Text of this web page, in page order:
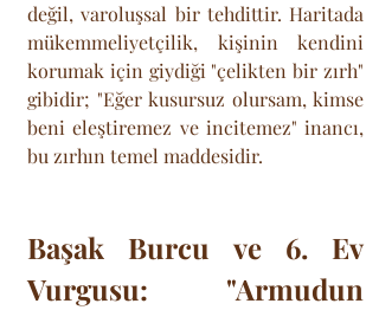
değil, varoluşsal bir tehdittir. Haritada
mükemmeliyetçilik, kişinin kendini
korumak için giydiği "çelikten bir zırh"
gibidir; "Eğer kusursuz olursam, kimse
beni eleştiremez ve incitemez" inancı,
bu zırhın temel maddesidir.
Başak Burcu ve 6. Ev
Vurgusu: "Armudun